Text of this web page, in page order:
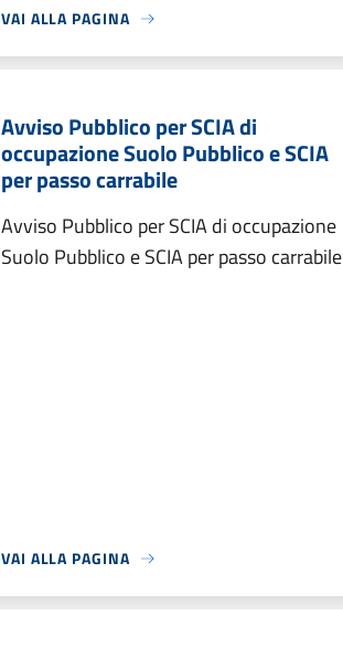
VAI ALLA PAGINA
Avviso Pubblico per SCIA di
occupazione Suolo Pubblico e SCIA
per passo carrabile
Avviso Pubblico per SCIA di occupazione
Suolo Pubblico e SCIA per passo carrabile
VAI ALLA PAGINA